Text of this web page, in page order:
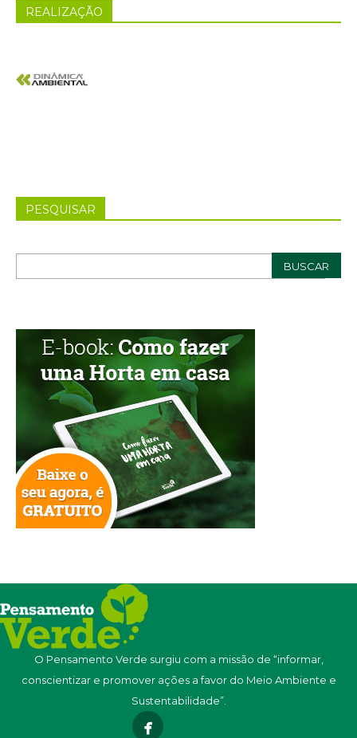
REALIZAÇÃO
PESQUISAR
O Pensamento Verde surgiu com a missão de “informar,
conscientizar e promover ações a favor do Meio Ambiente e
Sustentabilidade”.